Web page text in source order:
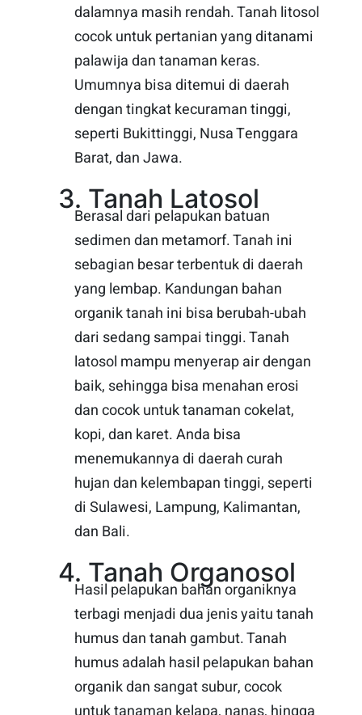
dalamnya masih rendah. Tanah litosol
cocok untuk pertanian yang ditanami
palawija dan tanaman keras.
Umumnya bisa ditemui di daerah
dengan tingkat kecuraman tinggi,
seperti Bukittinggi, Nusa Tenggara
Barat, dan Jawa.
3. Tanah Latosol
Berasal dari pelapukan batuan
sedimen dan metamorf. Tanah ini
sebagian besar terbentuk di daerah
yang lembap. Kandungan bahan
organik tanah ini bisa berubah-ubah
dari sedang sampai tinggi. Tanah
latosol mampu menyerap air dengan
baik, sehingga bisa menahan erosi
dan cocok untuk tanaman cokelat,
kopi, dan karet. Anda bisa
menemukannya di daerah curah
hujan dan kelembapan tinggi, seperti
di Sulawesi, Lampung, Kalimantan,
dan Bali.
4. Tanah Organosol
Hasil pelapukan bahan organiknya
terbagi menjadi dua jenis yaitu tanah
humus dan tanah gambut. Tanah
humus adalah hasil pelapukan bahan
organik dan sangat subur, cocok